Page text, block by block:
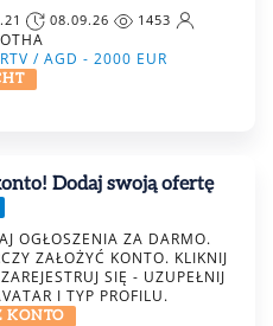
08.09.26 1453
/ AGD - 2000 EUR
Dodaj swoją ofertę
OGŁOSZENIA ZA DARMO.
ZAŁOŻYĆ KONTO. KLIKNIJ
SIĘ - UZUPEŁNIJ
I TYP PROFILU.
KONTO